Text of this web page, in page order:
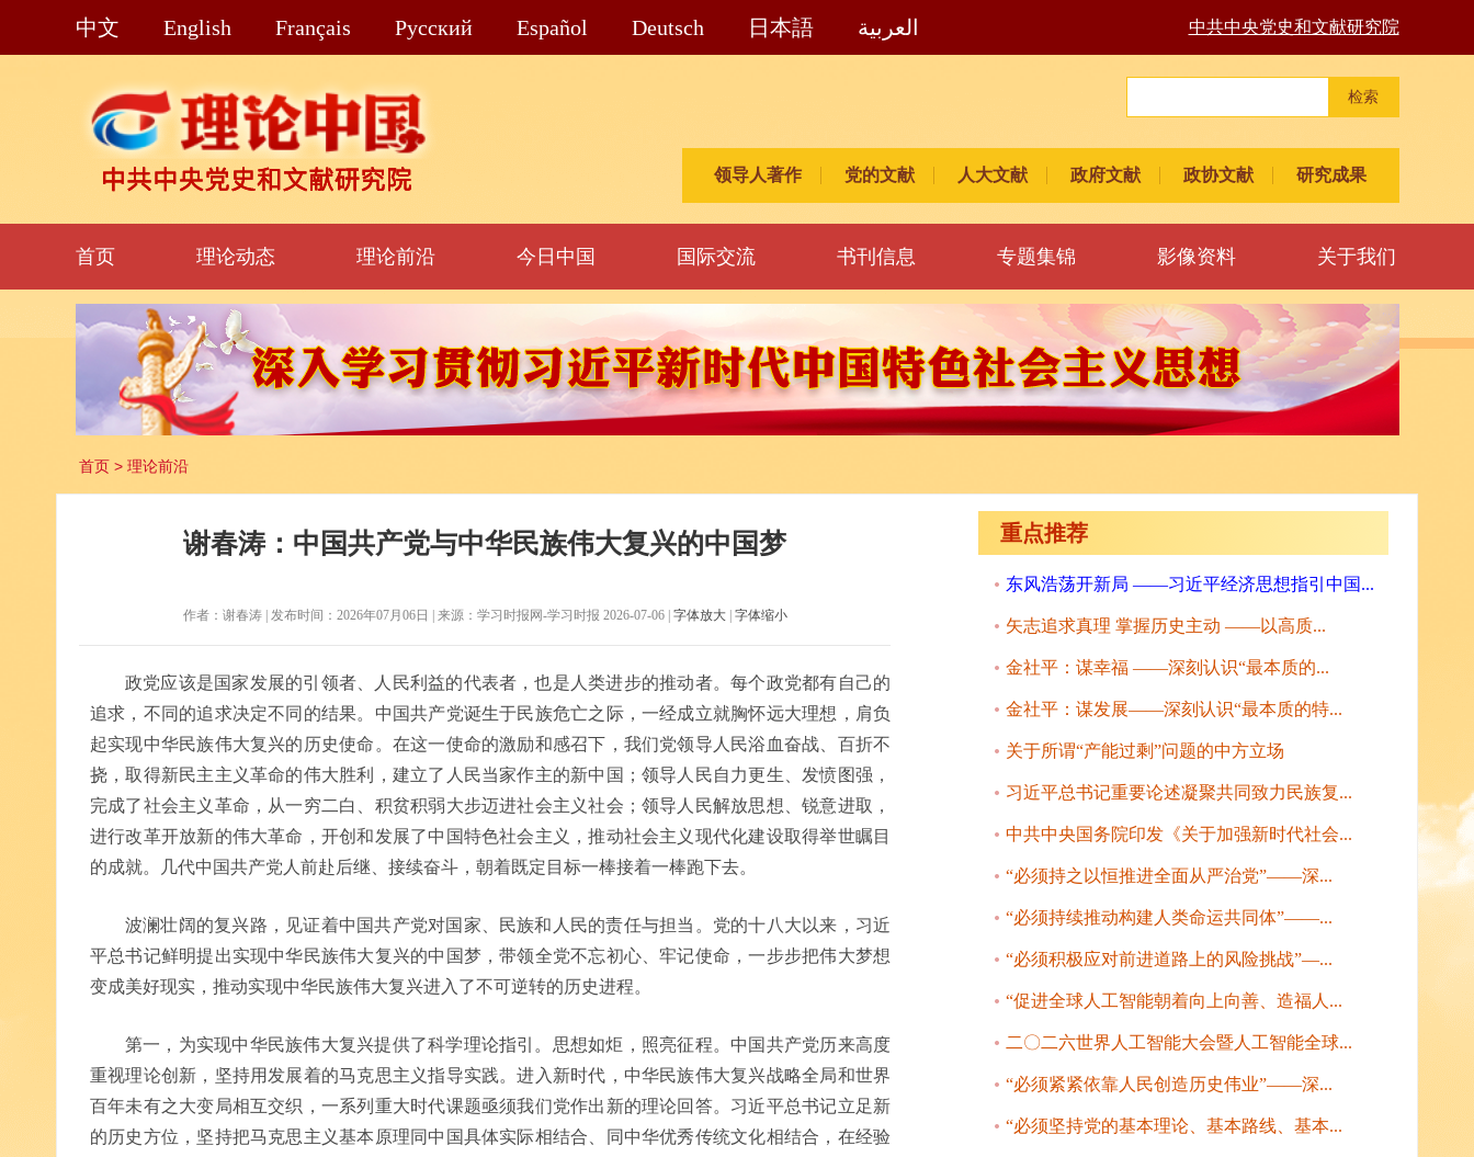
中文 English Français Pусский Español Deutsch 日本語 العربية 中共中央党史和文献研究院
检索
领导人著作 党的文献 人大文献 政府文献 政协文献 研究成果
首页 理论动态 理论前沿 今日中国 国际交流 书刊信息 专题集锦 影像资料 关于我们
首页 > 理论前沿
谢春涛：中国共产党与中华民族伟大复兴的中国梦
作者：谢春涛 | 发布时间：2026年07月06日 | 来源：学习时报网-学习时报 2026-07-06 | 字体放大| 字体缩小
政党应该是国家发展的引领者、人民利益的代表者，也是人类进步的推动者。每个政党都有自己的
追求，不同的追求决定不同的结果。中国共产党诞生于民族危亡之际，一经成立就胸怀远大理想，肩负
起实现中华民族伟大复兴的历史使命。在这一使命的激励和感召下，我们党领导人民浴血奋战、百折不
挠，取得新民主主义革命的伟大胜利，建立了人民当家作主的新中国；领导人民自力更生、发愤图强，
完成了社会主义革命，从一穷二白、积贫积弱大步迈进社会主义社会；领导人民解放思想、锐意进取，
进行改革开放新的伟大革命，开创和发展了中国特色社会主义，推动社会主义现代化建设取得举世瞩目
的成就。几代中国共产党人前赴后继、接续奋斗，朝着既定目标一棒接着一棒跑下去。
波澜壮阔的复兴路，见证着中国共产党对国家、民族和人民的责任与担当。党的十八大以来，习近
平总书记鲜明提出实现中华民族伟大复兴的中国梦，带领全党不忘初心、牢记使命，一步步把伟大梦想
变成美好现实，推动实现中华民族伟大复兴进入了不可逆转的历史进程。
第一，为实现中华民族伟大复兴提供了科学理论指引。思想如炬，照亮征程。中国共产党历来高度
重视理论创新，坚持用发展着的马克思主义指导实践。进入新时代，中华民族伟大复兴战略全局和世界
百年未有之大变局相互交织，一系列重大时代课题亟须我们党作出新的理论回答。习近平总书记立足新
的历史方位，坚持把马克思主义基本原理同中国具体实际相结合、同中华优秀传统文化相结合，在经验
重点推荐
东风浩荡开新局 ——习近平经济思想指引中国...
矢志追求真理 掌握历史主动 ——以高质...
金社平：谋幸福 ——深刻认识“最本质的...
金社平：谋发展——深刻认识“最本质的特...
关于所谓“产能过剩”问题的中方立场
习近平总书记重要论述凝聚共同致力民族复...
中共中央国务院印发《关于加强新时代社会...
“必须持之以恒推进全面从严治党”——深...
“必须持续推动构建人类命运共同体”——...
“必须积极应对前进道路上的风险挑战”—...
“促进全球人工智能朝着向上向善、造福人...
二〇二六世界人工智能大会暨人工智能全球...
“必须紧紧依靠人民创造历史伟业”——深...
“必须坚持党的基本理论、基本路线、基本...